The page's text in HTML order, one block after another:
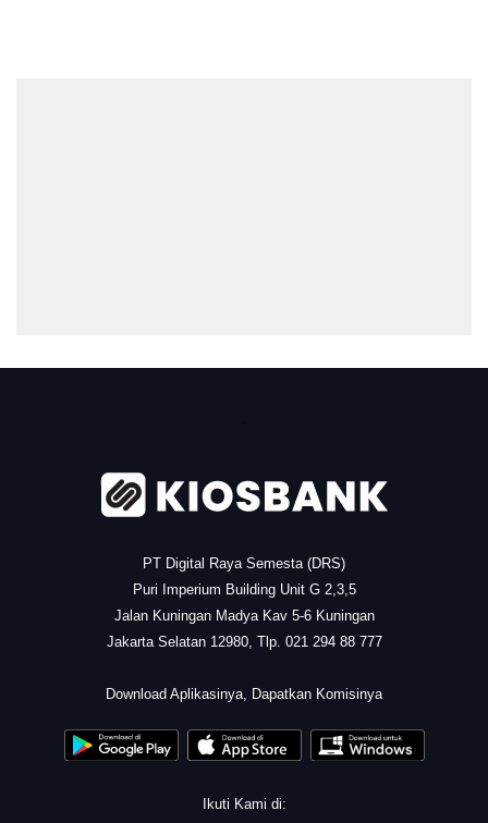
PT Digital Raya Semesta (DRS)
Puri Imperium Building Unit G 2,3,5
Jalan Kuningan Madya Kav 5-6 Kuningan
Jakarta Selatan 12980, Tlp. 021 294 88 777
Download Aplikasinya, Dapatkan Komisinya
Ikuti Kami di: